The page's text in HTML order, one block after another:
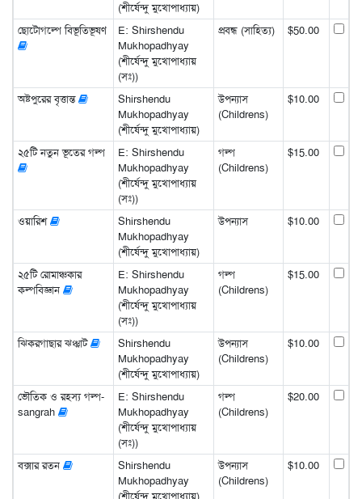
(শীর্ষেন্দু মুখোপাধ্যায়)
ছোটোগল্পে বিভূতিভূষণ
E: Shirshendu
Mukhopadhyay
(শীর্ষেন্দু মুখোপাধ্যায়
(সঃ))
প্রবন্ধ (সাহিত্য) $50.00
অষ্টপুরের বৃত্তান্ত
Shirshendu
Mukhopadhyay
(শীর্ষেন্দু মুখোপাধ্যায়)
উপন্যাস
(Childrens)
$10.00
২৫টি নতুন ভূতের গল্প
E: Shirshendu
Mukhopadhyay
(শীর্ষেন্দু মুখোপাধ্যায়
(সঃ))
গল্প
(Childrens)
$15.00
ওয়ারিশ
Shirshendu
Mukhopadhyay
(শীর্ষেন্দু মুখোপাধ্যায়)
উপন্যাস $10.00
২৫টি রোমাঞ্চকার
কল্পবিজ্ঞান
E: Shirshendu
Mukhopadhyay
(শীর্ষেন্দু মুখোপাধ্যায়
(সঃ))
গল্প
(Childrens)
$15.00
ঝিকরগাছার ঝঞ্ঝাট
Shirshendu
Mukhopadhyay
(শীর্ষেন্দু মুখোপাধ্যায়)
উপন্যাস
(Childrens)
$10.00
ভৌতিক ও রহস্য গল্প-
sangrah
E: Shirshendu
Mukhopadhyay
(শীর্ষেন্দু মুখোপাধ্যায়
(সঃ))
গল্প
(Childrens)
$20.00
বক্সার রতন
Shirshendu
Mukhopadhyay
(শীর্ষেন্দু মুখোপাধ্যায়)
উপন্যাস
(Childrens)
$10.00